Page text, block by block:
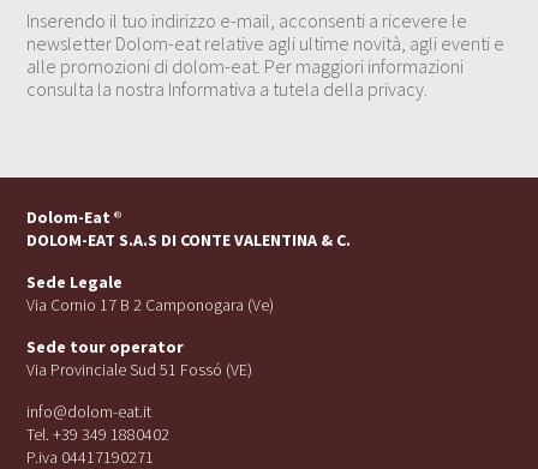
Inserendo il tuo indirizzo e-mail, acconsenti a ricevere le
newsletter Dolom-eat relative agli ultime novità, agli eventi e
alle promozioni di dolom-eat. Per maggiori informazioni
consulta la nostra Informativa a tutela della privacy.
Dolom-Eat ®
DOLOM-EAT S.A.S DI CONTE VALENTINA & C.
Sede Legale
Via Cornio 17 B 2 Camponogara (Ve)
Sede tour operator
Via Provinciale Sud 51 Fossó (VE)
info@dolom-eat.it
Tel. +39 349 1880402
P.iva 04417190271